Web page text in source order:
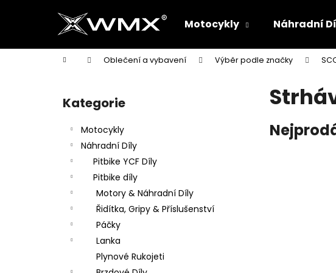
Motocykly Náhradní
Domů Oblečení a vybavení Výběr podle značky
Přeskočit
kategorie
Kategorie
Motocykly
Náhradní Díly
Pitbike YCF Díly
Pitbike díly
Motory & Náhradní Díly
Řidítka, Gripy & Příslušenství
Páčky
Lanka
Plynové Rukojeti
í
Zpět
do
Zpět
do
Co